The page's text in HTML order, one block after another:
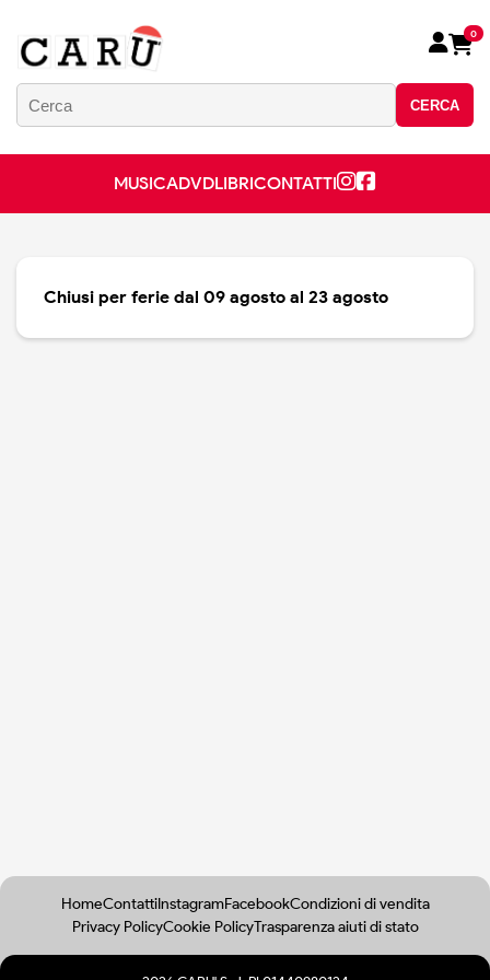
CERCA
0
MUSICADVDLIBRICONTATTI
Chiusi per ferie dal 09 agosto al 23 agosto
HomeContattiInstagramFacebookCondizioni di vendita
Privacy PolicyCookie PolicyTrasparenza aiuti di stato